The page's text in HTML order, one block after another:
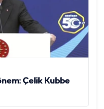
Çelik Kubbe